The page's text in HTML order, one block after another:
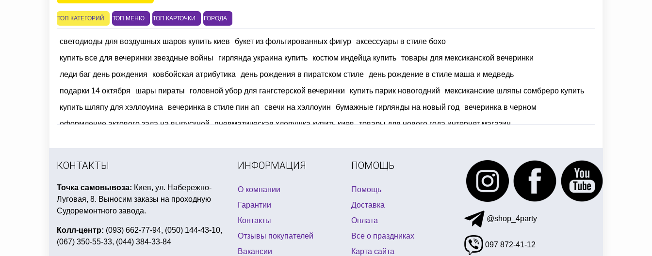
ТОП КАТЕГОРИЙ ТОП МЕНЮ ТОП КАРТОЧКИ ГОРОДА
светодиоды для воздушных шаров купить киев букет из фольгированных фигур аксессуары в стиле бохо
купить все для вечеринки звездные войны
гирлянда украина купить костюм индейца купить товары для мексиканской вечеринки
леди баг день рождения
ковбойская атрибутика день рождения в пиратском стиле
день рождение в стиле маша и медведь
подарки 14 октября
шары пираты головной убор для гангстерской вечеринки купить парик новогодний
мексиканские шляпы сомбреро купить
купить шляпу для хэллоуина
вечеринка в стиле пин ап свечи на хэллоуин бумажные гирлянды на новый год
вечеринка в черном
оформление актового зала на выпускной пневматическая хлопушка купить киев товары для нового года интернет магазин
КОНТАКТЫ
Точка самовывоза: Киев, ул. Набережно-
Луговая, 8. Выносим заказы на проходную
Судоремонтного завода.
Колл-центр: (093) 662-77-94, (050) 144-43-10,
(067) 350-55-33, (044) 384-33-84
ИНФОРМАЦИЯ
О компании
Гарантии
Контакты
Отзывы покупателей
Вакансии
ПОМОЩЬ
Помощь
Доставка
Оплата
Все о праздниках
Карта сайта
@shop_4party
097 872-41-12